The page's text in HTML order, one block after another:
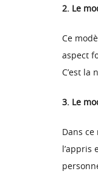
2. Le
Ce
aspect
C’est la
3. Le
Dans